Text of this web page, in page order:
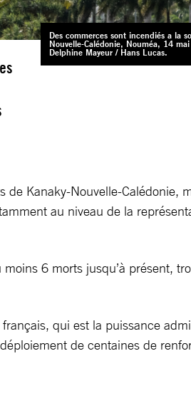
Des commerces sont incendiés a la
Nouvelle-Calédonie, Nouméa, 14
Delphine Mayeur / Hans Lucas.
de Kanaky-Nouvelle-Calédonie,
au niveau de la
6 morts jusqu’à présent,
qui est la puissance
de centaines de